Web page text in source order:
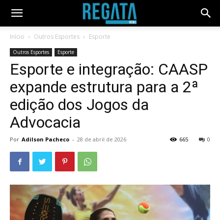
Início Outros Esportes Esporte
Outros Esportes Esporte
Esporte e integração: CAASP
expande estrutura para a 2ª
edição dos Jogos da
Advocacia
Por Adilson Pacheco - 28 de abril de 2026 0
665